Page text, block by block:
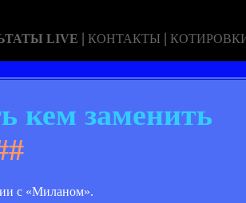
LIVE | КОНТАКТЫ |
кем заменить
с «Миланом».